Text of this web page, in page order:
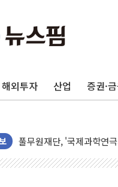
해외투자 산업 증권·
인천시 광복절 현수막 '태
병무청, 보충역 전면 손
윤준병·이해민 의원, '정
'호우·산사태 주의보' 울
풀무원재단, '국제과학연
현대그린푸드 '텍사스로